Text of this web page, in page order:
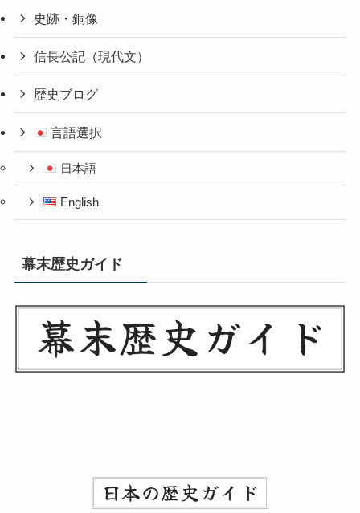
史跡・銅像
信長公記（現代文）
歴史ブログ
言語選択
日本語
English
幕末歴史ガイド